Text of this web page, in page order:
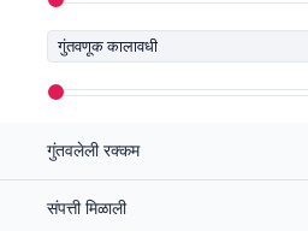
गुंतवणूक कालावधी
गुंतवलेली रक्कम
संपत्ती मिळाली